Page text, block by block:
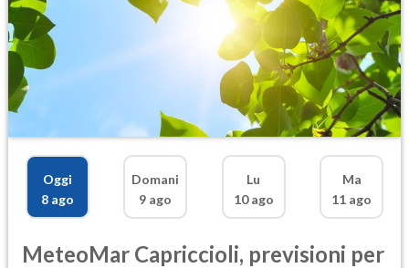
Oggi
8 ago
Domani
9 ago
Lu
10 ago
Ma
11 ago
MeteoMar Capriccioli, previsioni per